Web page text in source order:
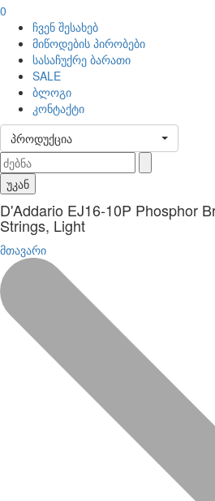
0
ჩვენ შესახებ
მიწოდების პირობები
სასაჩუქრე ბარათი
SALE
ბლოგი
კონტაქტი
პროდუქცია
უკან
D'Addario EJ16-10P Phosphor
Strings, Light
მთავარი